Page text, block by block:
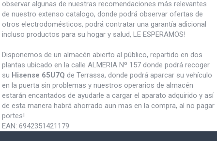
observar algunas de nuestras recomendaciones más relevantes
de nuestro extenso catalogo, donde podrá observar ofertas de
otros electrodomésticos, podrá contratar una garantía adicional
incluso productos para su hogar y salud, LE ESPERAMOS!
Disponemos de un almacén abierto al público, repartido en dos
plantas ubicado en la calle ALMERIA Nº 157 donde podrá recoger
su Hisense 65U7Q de Terrassa, donde podrá aparcar su vehículo
en la puerta sin problemas y nuestros operarios de almacén
estarán encantados de ayudarle a cargar el aparato adquirido y así
de esta manera habrá ahorrado aun mas en la compra, al no pagar
portes!
EAN: 6942351421179